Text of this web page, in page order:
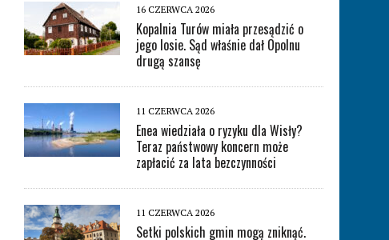
16 CZERWCA 2026
Kopalnia Turów miała przesądzić o
jego losie. Sąd właśnie dał Opolnu
drugą szansę
11 CZERWCA 2026
Enea wiedziała o ryzyku dla Wisły?
Teraz państwowy koncern może
zapłacić za lata bezczynności
11 CZERWCA 2026
Setki polskich gmin mogą zniknąć.